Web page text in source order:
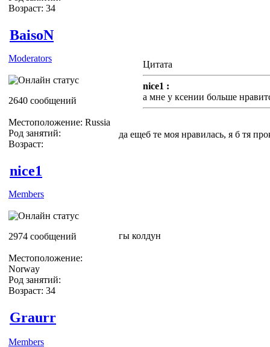
Возраст: 34
BaisoN
Moderators
2640 сообщений
Местоположение: Russia
Род занятий:
Возраст:
Цитата
nice1 :
а мне у ксении больше
да ещеб те моя нравилась, я б тя
nice1
Members
2974 сообщений
Местоположение:
Norway
Род занятий:
Возраст: 34
гы колдун
Graurr
Members